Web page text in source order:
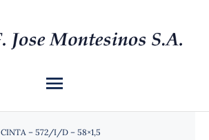
Toggle
Navigation
CINTA – 572/I/D – 58×1,5